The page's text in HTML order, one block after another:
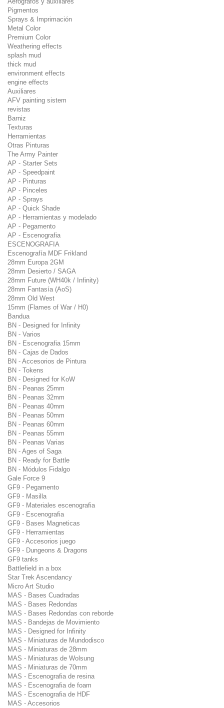
Pigmentos
Sprays & Imprimación
Metal Color
Premium Color
Weathering effects
splash mud
thick mud
environment effects
engine effects
Auxiliares
AFV painting sistem
revistas
Barniz
Texturas
Herramientas
Otras Pinturas
The Army Painter
AP - Starter Sets
AP - Speedpaint
AP - Pinturas
AP - Pinceles
AP - Sprays
AP - Quick Shade
AP - Herramientas y modelado
AP - Pegamento
AP - Escenografia
ESCENOGRAFIA
Escenografía MDF Frikland
28mm Europa 2GM
28mm Desierto / SAGA
28mm Future (WH40k / Infinity)
28mm Fantasía (AoS)
28mm Old West
15mm (Flames of War / H0)
Bandua
BN - Designed for Infinity
BN - Varios
BN - Escenografia 15mm
BN - Cajas de Dados
BN - Accesorios de Pintura
BN - Tokens
BN - Designed for KoW
BN - Peanas 25mm
BN - Peanas 32mm
BN - Peanas 40mm
BN - Peanas 50mm
BN - Peanas 60mm
BN - Peanas 55mm
BN - Peanas Varias
BN - Ages of Saga
BN - Ready for Battle
BN - Módulos Fidalgo
Gale Force 9
GF9 - Pegamento
GF9 - Masilla
GF9 - Materiales escenografia
GF9 - Escenografia
GF9 - Bases Magneticas
GF9 - Herramientas
GF9 - Accesorios juego
GF9 - Dungeons & Dragons
GF9 tanks
Battlefield in a box
Star Trek Ascendancy
Micro Art Studio
MAS - Bases Cuadradas
MAS - Bases Redondas
MAS - Bases Redondas con reborde
MAS - Bandejas de Movimiento
MAS - Designed for Infinity
MAS - Miniaturas de Mundodisco
MAS - Miniaturas de 28mm
MAS - Miniaturas de Wolsung
MAS - Miniaturas de 70mm
MAS - Escenografia de resina
MAS - Escenografia de foam
MAS - Escenografia de HDF
MAS - Accesorios